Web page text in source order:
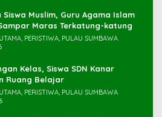
Siswa Muslim, Guru Agama Islam
di SDN Sampar Maras Terkatung-katung ‎
PERISTIWA, PULAU SUMBAWA
Kelas, Siswa SDN Kanar
Ruang Belajar
PERISTIWA, PULAU SUMBAWA